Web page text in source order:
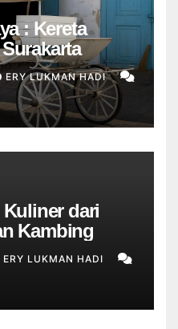
: Kereta
ERY LUKMAN HADI
dari
Kambing
ERY LUKMAN HADI